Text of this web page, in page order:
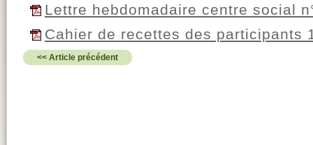
Lettre hebdomadaire centre social
Cahier de recettes des participants
<< Article précédent